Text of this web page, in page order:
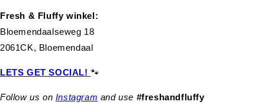
Fresh & Fluffy winkel:
Bloemendaalseweg 18
2061CK, Bloemendaal
LETS GET SOCIAL!🐾
Follow us on Instagram and use #freshandfluffy